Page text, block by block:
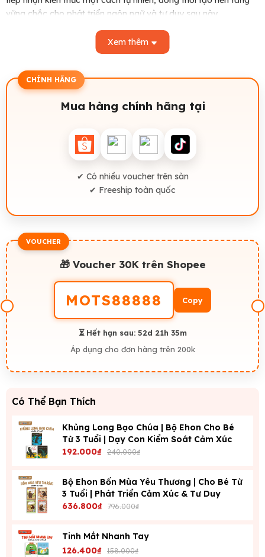
vững chắc cho phát triển ngôn ngữ và tư duy sau này.
Một bộ Ehon giản dị nhưng giàu giá trị giáo dục, để mỗi lần
đọc sách cùng con là một khoảnh khắc gắn kết yêu thương và
Xem thêm
CHÍNH HÃNG
Mua hàng chính hãng tại
✔ Có nhiều voucher trên sàn
✔ Freeship toàn quốc
VOUCHER
🎁 Voucher 30K trên Shopee
MOTS88888 Copy
⏳ Hết hạn sau: 52d 21h 34m
Áp dụng cho đơn hàng trên 200k
Có Thể Bạn Thích
Khủng Long Bạo Chúa | Bộ Ehon Cho Bé
Từ 3 Tuổi | Dạy Con Kiểm Soát Cảm Xúc
192.000₫ 240.000₫
Bộ Ehon Bốn Mùa Yêu Thương | Cho Bé Từ
3 Tuổi | Phát Triển Cảm Xúc & Tư Duy
636.800₫ 796.000₫
Tinh Mắt Nhanh Tay
126.400₫ 158.000₫